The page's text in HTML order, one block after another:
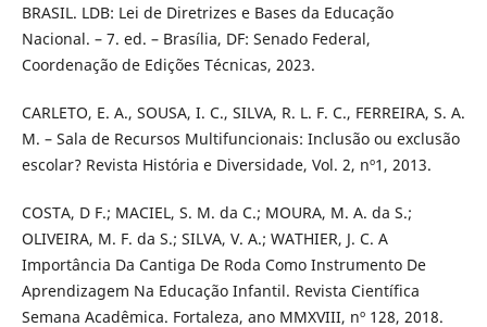
BRASIL. LDB: Lei de Diretrizes e Bases da Educação
Nacional. – 7. ed. – Brasília, DF: Senado Federal,
Coordenação de Edições Técnicas, 2023.
CARLETO, E. A., SOUSA, I. C., SILVA, R. L. F. C., FERREIRA, S. A.
M. – Sala de Recursos Multifuncionais: Inclusão ou exclusão
escolar? Revista História e Diversidade, Vol. 2, nº1, 2013.
COSTA, D F.; MACIEL, S. M. da C.; MOURA, M. A. da S.;
OLIVEIRA, M. F. da S.; SILVA, V. A.; WATHIER, J. C. A
Importância Da Cantiga De Roda Como Instrumento De
Aprendizagem Na Educação Infantil. Revista Científica
Semana Acadêmica. Fortaleza, ano MMXVIII, nº 128, 2018.